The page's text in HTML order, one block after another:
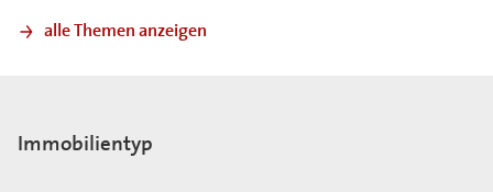
alle Themen anzeigen
Immobilientyp